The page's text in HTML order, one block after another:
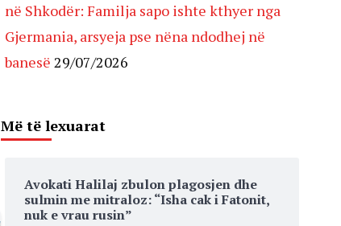
në Shkodër: Familja sapo ishte kthyer nga
Gjermania, arsyeja pse nëna ndodhej në
banesë 29/07/2026
Më të lexuarat
Avokati Halilaj zbulon plagosjen dhe
sulmin me mitraloz: “Isha cak i Fatonit,
nuk e vrau rusin”